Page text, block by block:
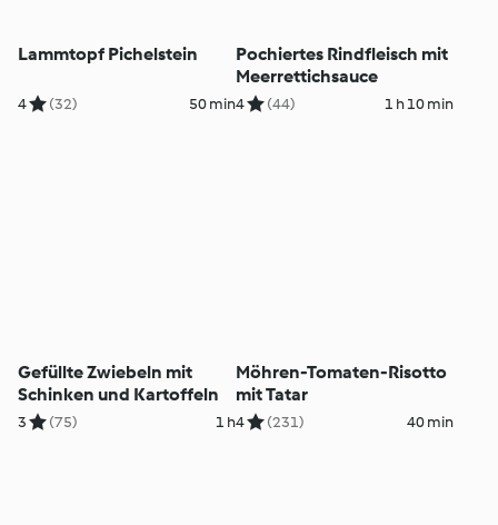
Lammtopf Pichelstein
4 (32) 50 min
Pochiertes Rindfleisch mit
Meerrettichsauce
4 (44) 1 h 10 min
Gefüllte Zwiebeln mit
Schinken und Kartoffeln
3 (75) 1 h
Möhren-Tomaten-Risotto
mit Tatar
4 (231) 40 min